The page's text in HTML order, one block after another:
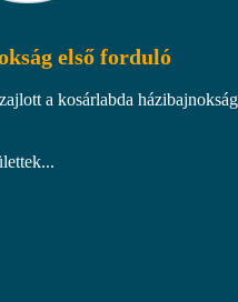
első forduló
a kosárlabda házibajnokság